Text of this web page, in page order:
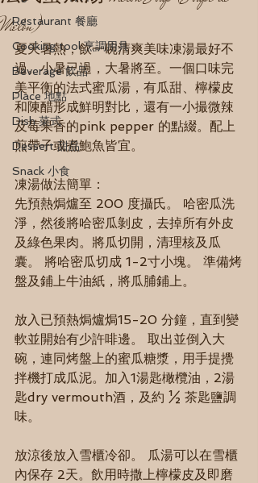
Restaurant 餐廳
Cooking tool 烹調用具
Beverage 飲品
Place 地點
Dish 菜式
Dessert 甜品
Snack 小食
Melon)
夏天暑熱，飲一碗清爽美味凍湯最好不
過。小暑已過，大暑將至。一個口味完
美平衡的法式蜜瓜湯，有瓜甜、檸檬皮
和陳醋形成鮮明對比，還有一小撮微辣
及莓果香的pink pepper 的點綴。配上
煎帶子或煮鮑魚皆宜。
凍湯做法簡單：
先預熱焗爐至 200 度攝氏。 哈密瓜洗
淨，然後將哈密瓜剝皮，去掉所有外皮
及綠色果肉。將瓜切開，清理核及瓜
囊。 將哈密瓜切成 1-2寸小塊。 準備烤
盤及鋪上牛油紙，將瓜脯鋪上。
放入已預熱焗爐焗15-20 分鐘，直到變
軟並開始有少許啡邊。 取出並倒入大
碗，連同烤盤上的蜜瓜糖漿，用手提攪
拌機打成瓜泥。加入1湯匙橄欖油，2湯
匙dry vermouth酒，及約 ½ 茶匙鹽調
味。
放涼後放入雪櫃冷卻。 瓜湯可以在雪櫃
內保存 2天。飲用時撒上檸檬皮及即磨